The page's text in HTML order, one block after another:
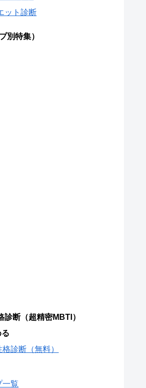
ット診断
別特集）
断（超精密MBTI）
診断（無料）
一覧